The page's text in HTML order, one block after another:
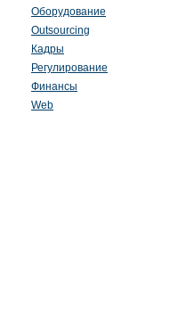
Оборудование
Outsourcing
Кадры
Регулирование
Финансы
Web